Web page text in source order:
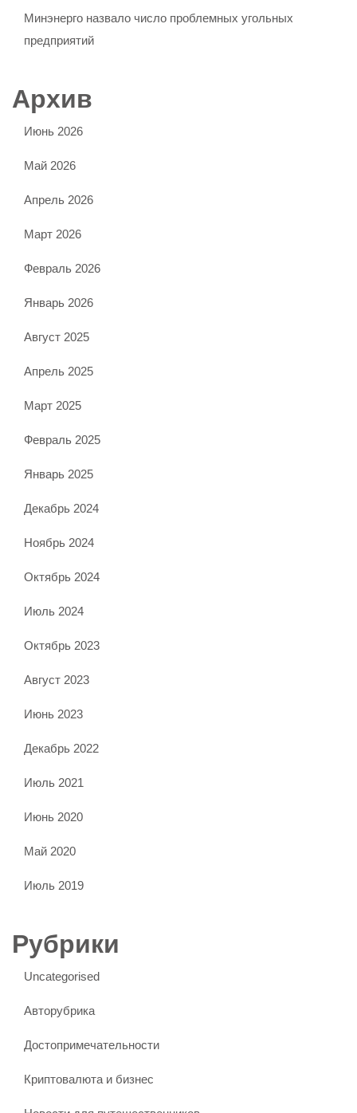
Минэнерго назвало число проблемных угольных
предприятий
Архив
Июнь 2026
Май 2026
Апрель 2026
Март 2026
Февраль 2026
Январь 2026
Август 2025
Апрель 2025
Март 2025
Февраль 2025
Январь 2025
Декабрь 2024
Ноябрь 2024
Октябрь 2024
Июль 2024
Октябрь 2023
Август 2023
Июнь 2023
Декабрь 2022
Июль 2021
Июнь 2020
Май 2020
Июль 2019
Рубрики
Uncategorised
Авторубрика
Достопримечательности
Криптовалюта и бизнес